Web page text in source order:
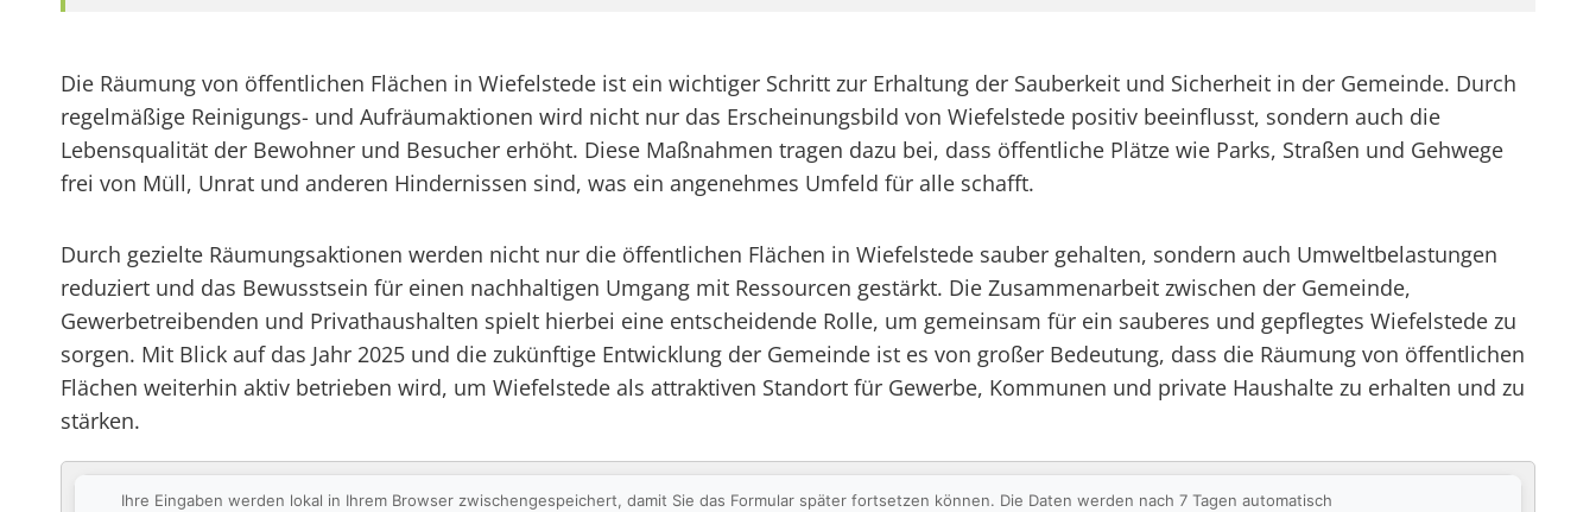
Die Räumung von öffentlichen Flächen in Wiefelstede ist ein wichtiger Schritt zur Erhaltung der Sauberkeit und Sicherheit in der Gemeinde. Durch
regelmäßige Reinigungs- und Aufräumaktionen wird nicht nur das Erscheinungsbild von Wiefelstede positiv beeinflusst, sondern auch die
Lebensqualität der Bewohner und Besucher erhöht. Diese Maßnahmen tragen dazu bei, dass öffentliche Plätze wie Parks, Straßen und Gehwege
frei von Müll, Unrat und anderen Hindernissen sind, was ein angenehmes Umfeld für alle schafft.
Durch gezielte Räumungsaktionen werden nicht nur die öffentlichen Flächen in Wiefelstede sauber gehalten, sondern auch Umweltbelastungen
reduziert und das Bewusstsein für einen nachhaltigen Umgang mit Ressourcen gestärkt. Die Zusammenarbeit zwischen der Gemeinde,
Gewerbetreibenden und Privathaushalten spielt hierbei eine entscheidende Rolle, um gemeinsam für ein sauberes und gepflegtes Wiefelstede zu
sorgen. Mit Blick auf das Jahr 2025 und die zukünftige Entwicklung der Gemeinde ist es von großer Bedeutung, dass die Räumung von öffentlichen
Flächen weiterhin aktiv betrieben wird, um Wiefelstede als attraktiven Standort für Gewerbe, Kommunen und private Haushalte zu erhalten und zu
stärken.
Ihre Eingaben werden lokal in Ihrem Browser zwischengespeichert, damit Sie das Formular später fortsetzen können. Die Daten werden nach 7 Tagen automatisch